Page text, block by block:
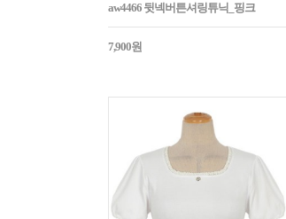
aw4466 뒷넥버튼셔링튜닉_핑크
7,900원